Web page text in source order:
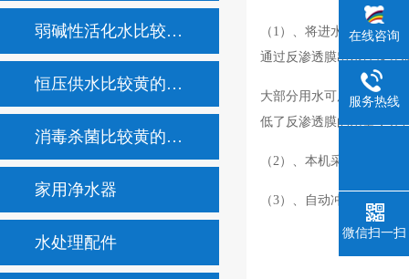
弱碱性活化水比较黄的app不用充会员
恒压供水比较黄的app不用充会员
消毒杀菌比较黄的app不用充会员
家用净水器
水处理配件
（1）、将进水分成两条水
通过反渗透膜出水连接在双
大部分用水可用超滤水，
低了反渗透膜的用量，并
（2）、本机采用的进口原
（3）、自动冲洗功能
在线咨询
服务热线
微信扫一扫